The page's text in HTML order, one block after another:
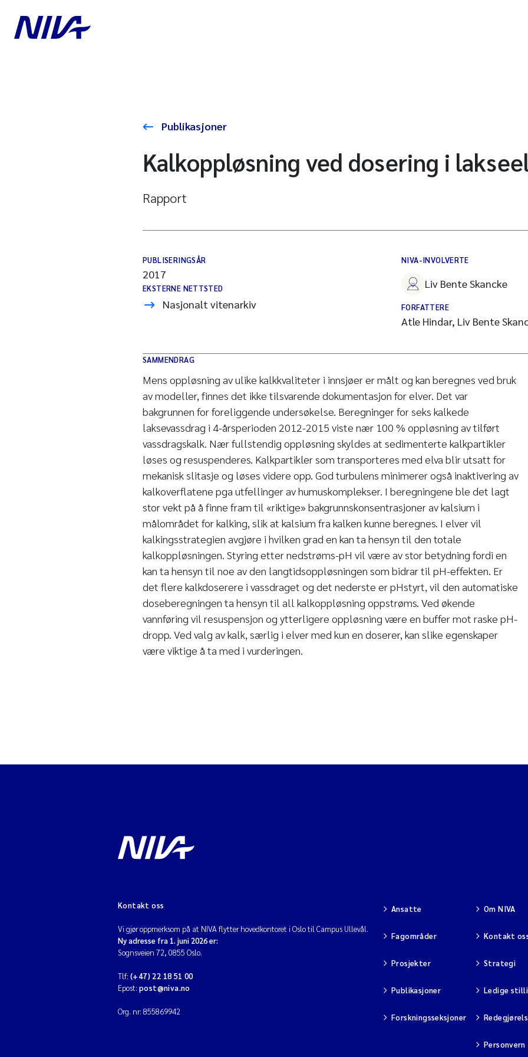
Publikasjoner
Kalkoppløsning ved dosering i
Rapport
PUBLISERINGSÅR
2017
EKSTERNE NETTSTED
Nasjonalt vitenarkiv
NIVA-INVOLVERTE
Liv Bente Skancke
FORFATTERE
Atle Hindar, Liv Bente
SAMMENDRAG
Mens oppløsning av ulike kalkkvaliteter i innsjøer er målt og kan beregnes ved bruk
av modeller, finnes det ikke tilsvarende dokumentasjon for elver. Det var
bakgrunnen for foreliggende undersøkelse. Beregninger for seks kalkede
laksevassdrag i 4-årsperioden 2012-2015 viste nær 100 % oppløsning av tilført
vassdragskalk. Nær fullstendig oppløsning skyldes at sedimenterte kalkpartikler
løses og resuspenderes. Kalkpartikler som transporteres med elva blir utsatt for
mekanisk slitasje og løses videre opp. God turbulens minimerer også inaktivering av
kalkoverflatene pga utfellinger av humuskomplekser. I beregningene ble det lagt
stor vekt på å finne fram til «riktige» bakgrunnskonsentrasjoner av kalsium i
målområdet for kalking, slik at kalsium fra kalken kunne beregnes. I elver vil
kalkingsstrategien avgjøre i hvilken grad en kan ta hensyn til den totale
kalkoppløsningen. Styring etter nedstrøms-pH vil være av stor betydning fordi en
kan ta hensyn til noe av den langtidsoppløsningen som bidrar til pH-effekten. Er
det flere kalkdoserere i vassdraget og det nederste er pHstyrt, vil den automatiske
doseberegningen ta hensyn til all kalkoppløsning oppstrøms. Ved økende
vannføring vil resuspensjon og ytterligere oppløsning være en buffer mot raske pH-
dropp. Ved valg av kalk, særlig i elver med kun en doserer, kan slike egenskaper
være viktige å ta med i vurderingen.
Kontakt oss
Vi gjør oppmerksom på at NIVA flytter hovedkontoret i Oslo til Campus Ullevål.
Ny adresse fra 1. juni 2026 er:
Sognsveien 72, 0855 Oslo.
Tlf: (+47) 22 18 51 00
Epost: post@niva.no
Org. nr: 855869942
Ansatte
Fagområder
Prosjekter
Publikasjoner
Forskningsseksjoner
Om NIVA
Kontakt
Strategi
Ledige
Personvern